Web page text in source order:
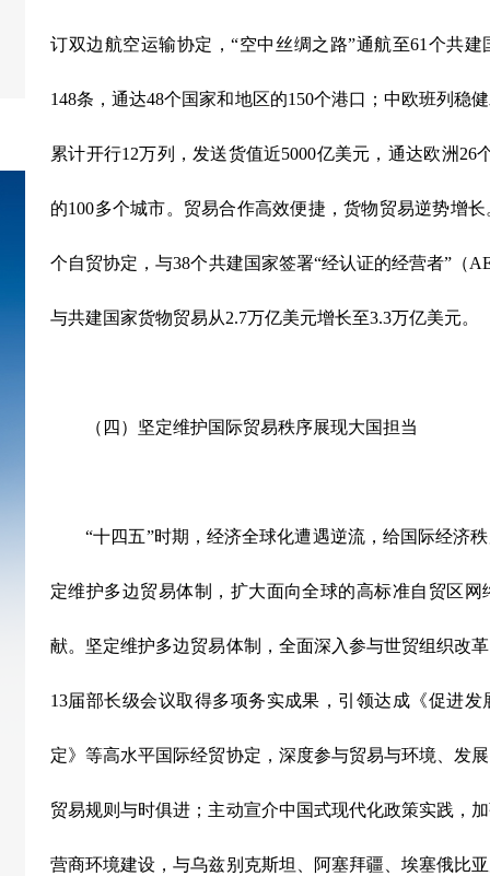
订双边航空运输协定，“空中丝绸之路”通航至61 个共建
148条，通达48个国家和地区的150个港口；中欧班列稳
累计开行12万列，发送货值近5000亿美元，通达欧洲 26
的100多个城市。贸易合作高效便捷，货物贸易逆势增
个自贸协定，与38个共建国家签署“经认证的经营者” （
与共建国家货物贸易从2.7万亿美元增长至3.3万亿美元。
（四）坚定维护国际贸易秩序展现大国担当
“十四五”时期，经济全球化遭遇逆流，给国际经济
定维护多边贸易体制，扩大面向全球的高标准自贸区
献。坚定维护多边贸易体制，全面深入参与世贸组织改
13届部长级会议取得多项务实成果，引领达成《促进
定》等高水平国际经贸协定，深度参与贸易与环境、发
贸易规则与时俱进；主动宣介中国式现代化政策实践，
营商环境建设，与乌兹别克斯坦、阿塞拜疆、埃塞俄比